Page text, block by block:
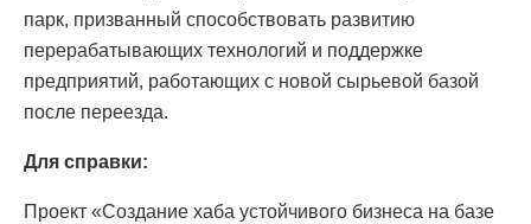
парк, призванный способствовать развитию
перерабатывающих технологий и поддержке
предприятий, работающих с новой сырьевой базой
после переезда.
Для справки:
Проект «Создание хаба устойчивого бизнеса на базе